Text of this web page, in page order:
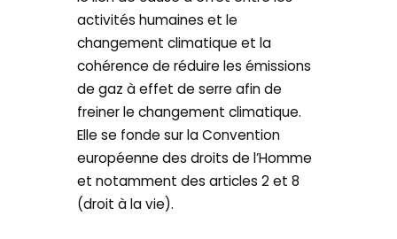
activités humaines et le
changement climatique et la
cohérence de réduire les émissions
de gaz à effet de serre afin de
freiner le changement climatique.
Elle se fonde sur la Convention
européenne des droits de l’Homme
et notamment des articles 2 et 8
(droit à la vie).